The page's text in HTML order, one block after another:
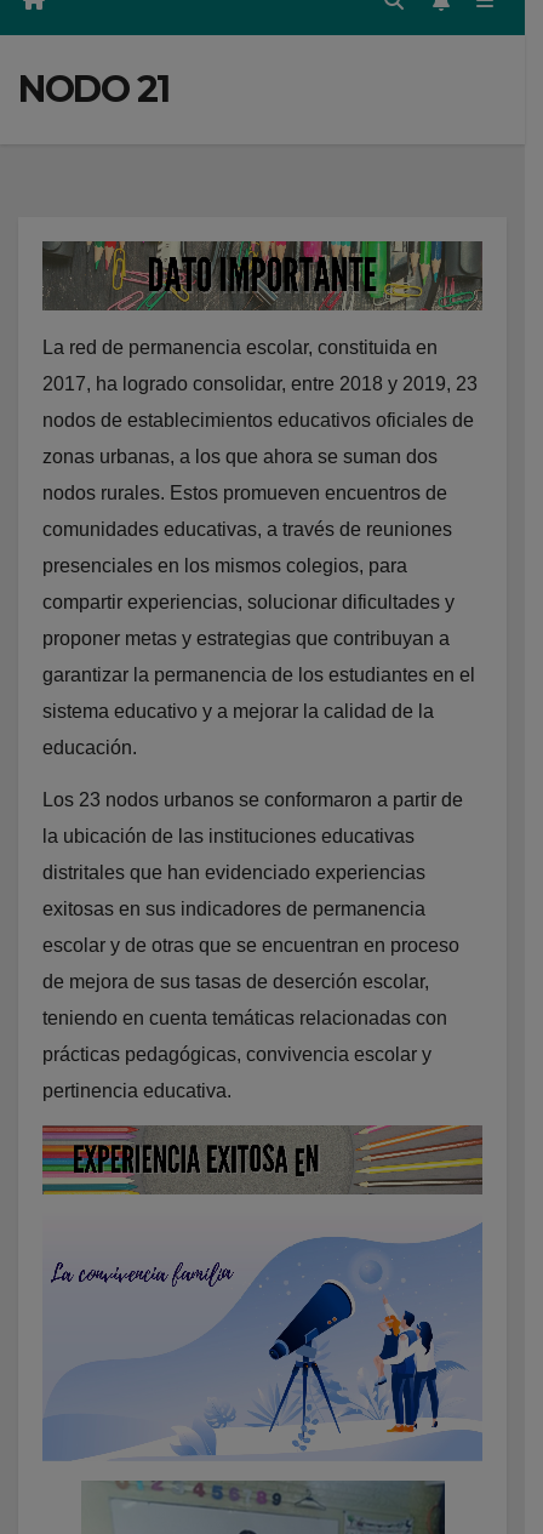
NODO 21
La red de permanencia escolar, constituida en
2017, ha logrado consolidar, entre 2018 y 2019, 23
nodos de establecimientos educativos oficiales de
zonas urbanas, a los que ahora se suman dos
nodos rurales. Estos promueven encuentros de
comunidades educativas, a través de reuniones
presenciales en los mismos colegios, para
compartir experiencias, solucionar dificultades y
proponer metas y estrategias que contribuyan a
garantizar la permanencia de los estudiantes en el
sistema educativo y a mejorar la calidad de la
educación.
Los 23 nodos urbanos se conformaron a partir de
la ubicación de las instituciones educativas
distritales que han evidenciado experiencias
exitosas en sus indicadores de permanencia
escolar y de otras que se encuentran en proceso
de mejora de sus tasas de deserción escolar,
teniendo en cuenta temáticas relacionadas con
prácticas pedagógicas, convivencia escolar y
pertinencia educativa.